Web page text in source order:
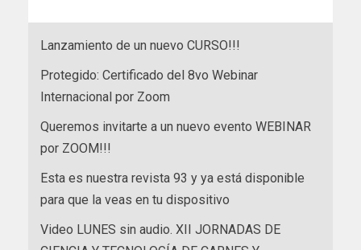
Lanzamiento de un nuevo CURSO!!!
Protegido: Certificado del 8vo Webinar
Internacional por Zoom
Queremos invitarte a un nuevo evento WEBINAR
por ZOOM!!!
Esta es nuestra revista 93 y ya está disponible
para que la veas en tu dispositivo
Video LUNES sin audio. XII JORNADAS DE